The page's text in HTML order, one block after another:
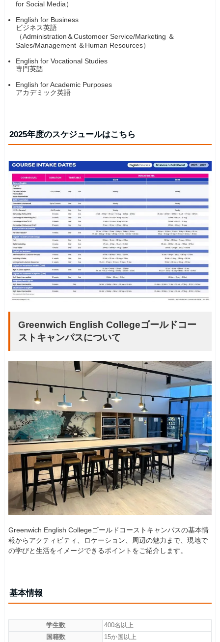
for Social Media）
English for Business
ビジネス英語
（Administration＆Customoer Service/Marketing ＆
Sales/Management ＆Human Resources）
English for Vocational Studies
専門英語
English for Academic Purposes
アカデミック英語
2025年度のスケジュールはこちら
Greenwich English Collegeゴールドコー
ストキャンパスについて
Greenwich English Collegeゴールドコーストキャンパスの基本情
報からアクティビティ、ロケーション、周辺の魅力まで、現地で
の学びと生活をイメージできるポイントをご紹介します。
基本情報
学生数
400名以上
国籍数
15か国以上